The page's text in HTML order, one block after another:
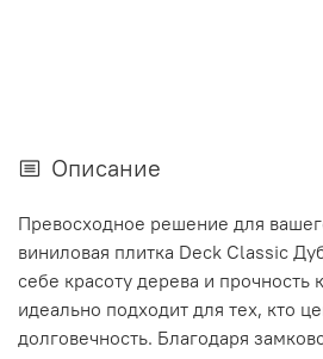
Описание
Превосходное решение для
виниловая плитка Deck Classic
себе красоту дерева и прочность
идеально подходит для тех, кто
долговечность. Благодаря